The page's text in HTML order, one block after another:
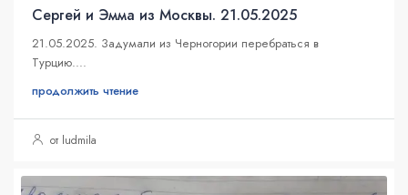
Сергей и Эмма из Москвы. 21.05.2025
21.05.2025. Задумали из Черногории перебраться в
Турцию....
продолжить чтение
от ludmila